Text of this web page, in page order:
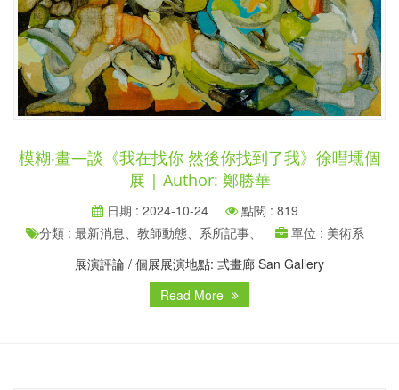
模糊‧畫—談《我在找你 然後你找到了我》徐嘒壎個
展 | Author: 鄭勝華
日期 : 2024-10-24
點閱 : 819
分類 : 最新消息、教師動態、系所記事、
單位 : 美術系
展演評論 / 個展展演地點: 弎畫廊 San Gallery
Read More